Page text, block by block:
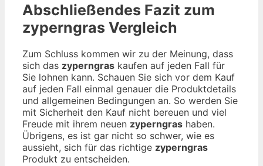
Abschließendes Fazit zum
zyperngras Vergleich
Zum Schluss kommen wir zu der Meinung, dass
sich das zyperngras kaufen auf jeden Fall für
Sie lohnen kann. Schauen Sie sich vor dem Kauf
auf jeden Fall einmal genauer die Produktdetails
und allgemeinen Bedingungen an. So werden Sie
mit Sicherheit den Kauf nicht bereuen und viel
Freude mit ihrem neuen zyperngras haben.
Übrigens, es ist gar nicht so schwer, wie es
aussieht, sich für das richtige zyperngras
Produkt zu entscheiden.